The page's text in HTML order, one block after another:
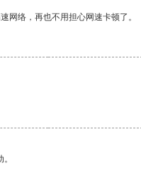
网络，再也不用担心网速卡顿了。